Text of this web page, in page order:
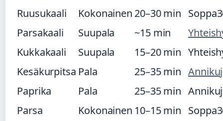
Ruusukaali
Kokonainen 20–30 min
Parsakaali
Suupala ~15 min
Kukkakaali
Suupala 15–20 min
Kesäkurpitsa Pala 25–35 min
Paprika
Pala 25–35 min
Parsa
Kokonainen 10–15 min